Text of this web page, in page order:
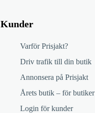
Kunder
Varför Prisjakt?
Driv trafik till din butik
Annonsera på Prisjakt
Årets butik – för butiker
Login för kunder